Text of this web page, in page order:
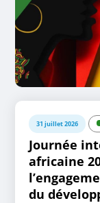
31 juillet 2026
Journée
africaine
du